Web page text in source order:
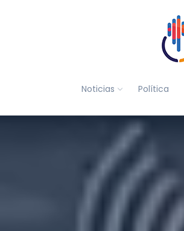
Noticias Política